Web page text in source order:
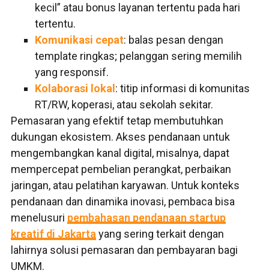
kecil” atau bonus layanan tertentu pada hari
tertentu.
Komunikasi cepat: balas pesan dengan
template ringkas; pelanggan sering memilih
yang responsif.
Kolaborasi lokal: titip informasi di komunitas
RT/RW, koperasi, atau sekolah sekitar.
Pemasaran yang efektif tetap membutuhkan
dukungan ekosistem. Akses pendanaan untuk
mengembangkan kanal digital, misalnya, dapat
mempercepat pembelian perangkat, perbaikan
jaringan, atau pelatihan karyawan. Untuk konteks
pendanaan dan dinamika inovasi, pembaca bisa
menelusuri pembahasan pendanaan startup
kreatif di Jakarta yang sering terkait dengan
lahirnya solusi pemasaran dan pembayaran bagi
UMKM.